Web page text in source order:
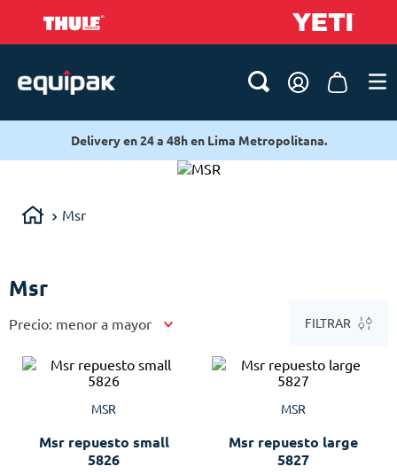
Delivery en 24 a 48h en Lima Metropolitana.
Msr
Msr
Precio: menor a mayor FILTRAR
MSR
Msr repuesto small
5826
MSR
Msr repuesto large
5827